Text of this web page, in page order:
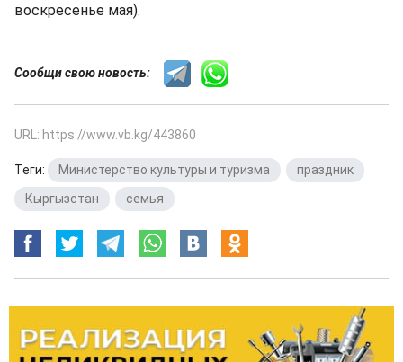
воскресенье мая).
Сообщи свою новость:
URL: https://www.vb.kg/443860
Теги: Министерство культуры и туризма праздник
Кыргызстан
семья